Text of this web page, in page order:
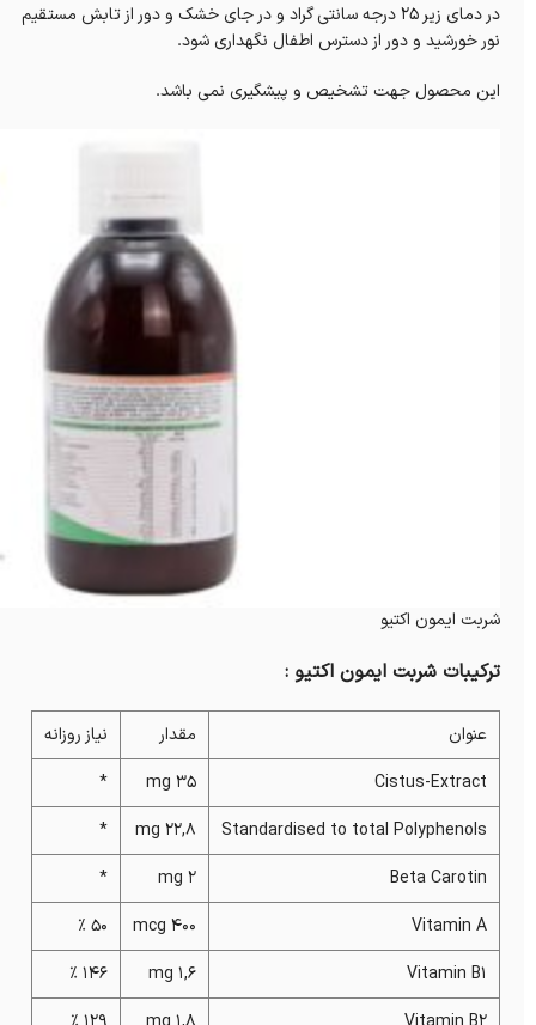
در دمای زیر ۲۵ درجه سانتی گراد و در جای خشک و دور از تابش مستقیم
نور خورشید و دور از دسترس اطفال نگهداری شود.
این محصول جهت تشخیص و پیشگیری نمی باشد.
شربت ایمون اکتیو
ترکیبات شربت ایمون اکتیو :
عنوان مقدار
نیاز روزانه
Cistus-Extract
35 mg
*
Standardised to total Polyphenols
22,8 mg
*
Beta Carotin
2 mg
*
Vitamin A
400 mcg
50 %
Vitamin B1
1,6 mg
146 %